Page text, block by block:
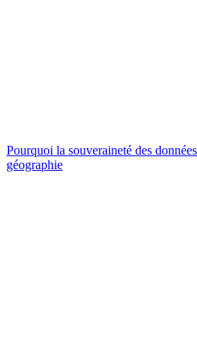
Pourquoi la souveraineté des
géographie